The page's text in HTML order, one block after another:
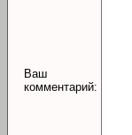
Ваш
комментарий: